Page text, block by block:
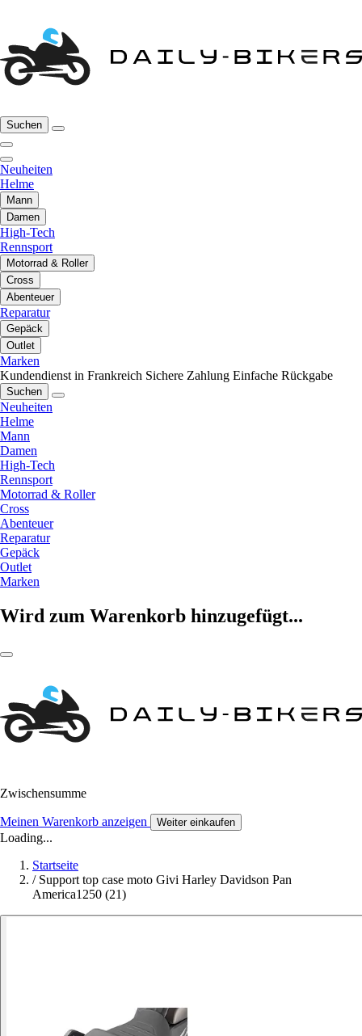
Suchen
Neuheiten
Helme
Mann
Damen
High-Tech
Rennsport
Motorrad & Roller
Cross
Abenteuer
Reparatur
Gepäck
Outlet
Marken
Kundendienst in Frankreich Sichere Zahlung Einfache Rückgabe
Suchen
Neuheiten
Helme
Mann
Damen
High-Tech
Rennsport
Motorrad & Roller
Cross
Abenteuer
Reparatur
Gepäck
Outlet
Marken
Wird zum Warenkorb hinzugefügt...
Zwischensumme
Meinen Warenkorb anzeigen Weiter einkaufen
Loading...
Startseite
/ Support top case moto Givi Harley Davidson Pan
America1250 (21)